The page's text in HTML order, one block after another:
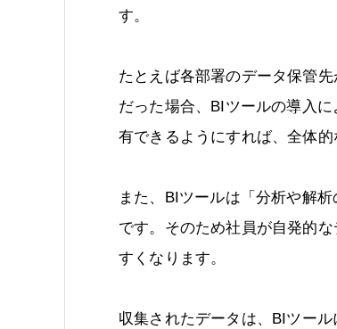
す。
たとえば各部署のデータ保管
だった場合、BIツールの導入
有できるようにすれば、全体
また、BIツールは「分析や解
です。そのため社員が自発的
すくなります。
収集されたデータは、BIツー